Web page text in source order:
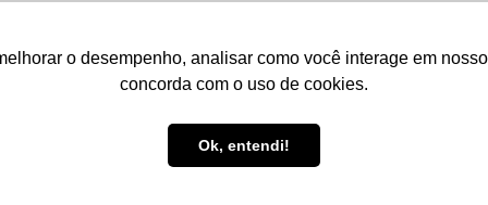
o desempenho, analisar como você interage em
concorda com o uso de cookies.
Ok, entendi!
o desempenho, analisar como você interage em
concorda com o uso de cookies.
Ok, entendi!
LOJA FIQUE POR DENTRO PRESENTES